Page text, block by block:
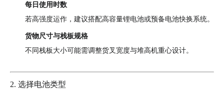
每日使用时数
若高强度运作，建议搭配高容量锂电池或预备电池快换系统。
货物尺寸与栈板规格
不同栈板大小可能需调整货叉宽度与堆高机重心设计。
2. 选择电池类型